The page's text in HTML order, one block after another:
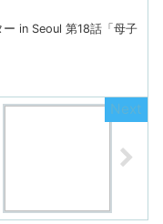
ー in Seoul 第18話「母子